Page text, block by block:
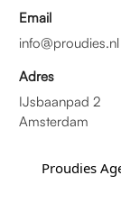
Email
info@proudies.nl
Adres
IJsbaanpad 2
Amsterdam
Proudies